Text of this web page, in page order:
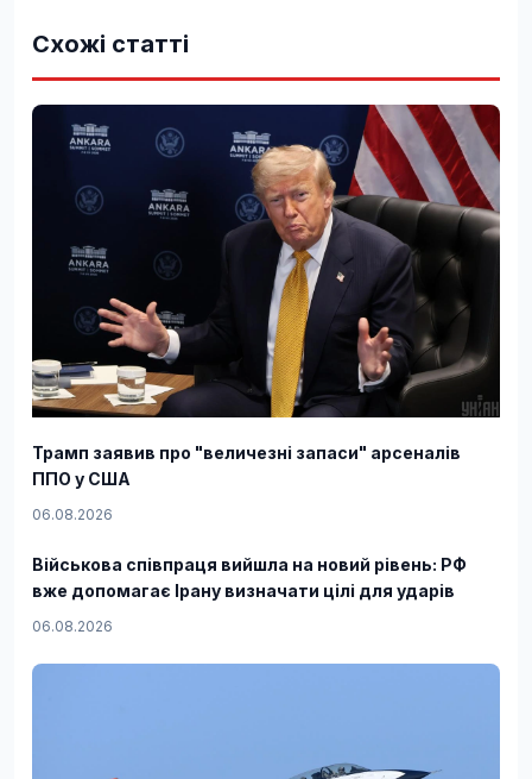
Схожі статті
Трамп заявив про "величезні запаси" арсеналів
ППО у США
06.08.2026
Військова співпраця вийшла на новий рівень: РФ
вже допомагає Ірану визначати цілі для ударів
06.08.2026